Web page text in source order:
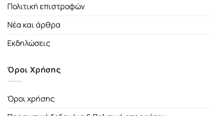
Πολιτική επιστροφών
Νέα και άρθρα
Εκδηλώσεις
Όροι Χρήσης
Όροι χρήσης